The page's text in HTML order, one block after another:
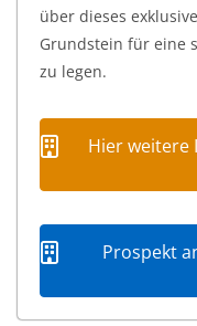
über dieses
Grundstein für eine
zu legen.
Hier weitere
Prospekt